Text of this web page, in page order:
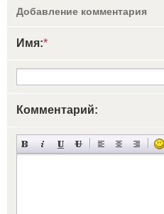
Добавление комментария
Имя:*
Комментарий: